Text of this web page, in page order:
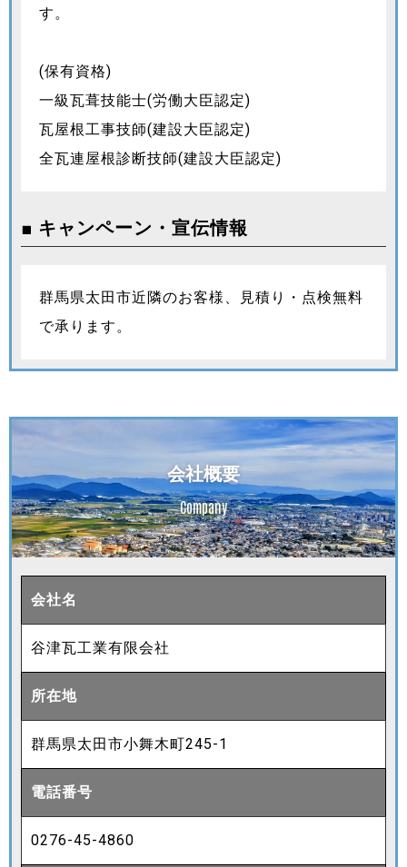
す。
(保有資格)
一級瓦葺技能士(労働大臣認定)
瓦屋根工事技師(建設大臣認定)
全瓦連屋根診断技師(建設大臣認定)
■ キャンペーン・宣伝情報
群馬県太田市近隣のお客様、見積り・点検無料
で承ります。
会社概要
Company
会社名
谷津瓦工業有限会社
所在地
群馬県太田市小舞木町245-1
電話番号
0276-45-4860